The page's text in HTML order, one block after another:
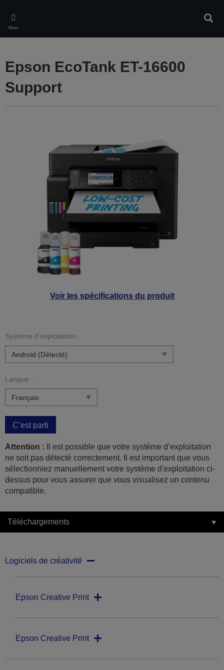
main
content
Menu
Voir les spécifications du produit
Epson EcoTank ET-16600
Support
Système d’exploitation :
Langue :
C’est parti
Attention : Il est possible que votre système d’exploitation
ne soit pas détecté correctement. Il est important que vous
sélectionniez manuellement votre système d'exploitation ci-
dessus pour vous assurer que vous visualisez un contenu
compatible.
Téléchargements
Logiciels de créativité
Epson Creative Print
Epson Creative Print